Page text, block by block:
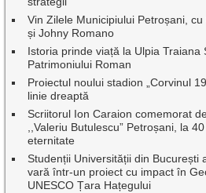
Vin Zilele Municipiului Petroșani,
și Johny Romano
Istoria prinde viață la Ulpia Traiana
Patrimoniului Roman
Proiectul noului stadion „Corvinul
linie dreaptă
Scriitorul Ion Caraion comemorat
,,Valeriu Butulescu” Petroșani, la
eternitate
Studenții Universității din București
vară într-un proiect cu impact în
UNESCO Țara Hațegului